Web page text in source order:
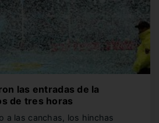
las entradas de la
de tres horas
a las canchas, los hinchas